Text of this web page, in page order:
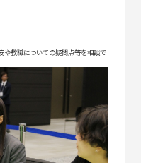
や教職についての疑問点等を相談で